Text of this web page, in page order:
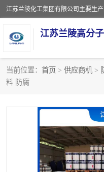
江苏兰陵高分
当前位置： 首页 > 供应商机 >
料 防腐
防腐涂料
地坪涂料
船舶涂料
彩钢涂料